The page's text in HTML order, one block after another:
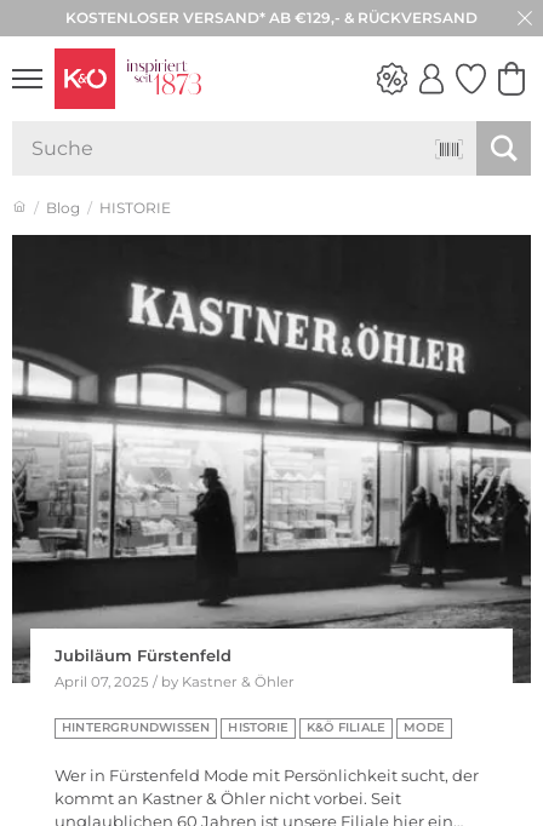
KOSTENLOSER VERSAND* AB €129,- & RÜCKVERSAND
Blog HISTORIE
Jubiläum Fürstenfeld
April 07, 2025 / by Kastner & Öhler
HINTERGRUNDWISSEN HISTORIE K&Ö FILIALE MODE
Wer in Fürstenfeld Mode mit Persönlichkeit sucht, der
kommt an Kastner & Öhler nicht vorbei. Seit
unglaublichen 60 Jahren ist unsere Filiale hier ein…